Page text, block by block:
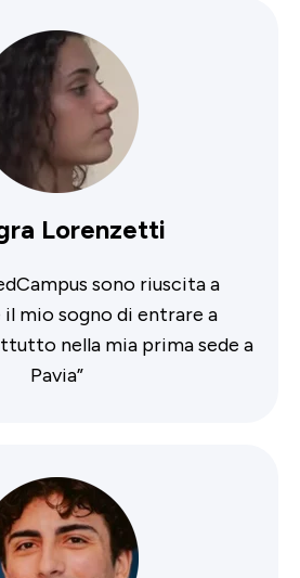
Lorenzetti
sono riuscita a
mio sogno di entrare a
nella mia prima sede a
Pavia”